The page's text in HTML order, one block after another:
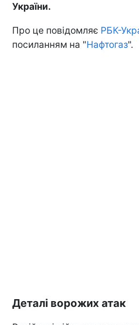
України.
Про це повідомляє РБК-
посиланням на "Нафтогаз".
Деталі ворожих атак